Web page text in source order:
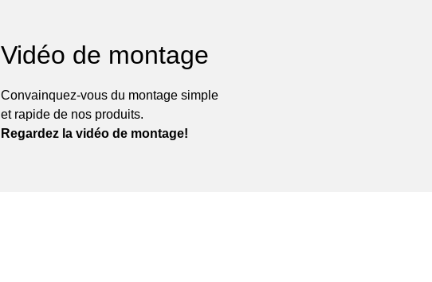
Vidéo de montage
Convainquez-vous du montage simple
et rapide de nos produits.
Regardez la vidéo de montage!